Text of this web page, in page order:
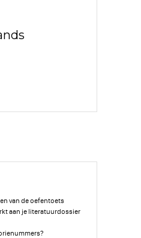
van de oefentoets
aan je literatuurdossier